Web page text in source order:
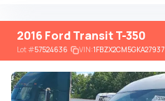
2016 Ford Transit T-350
Lot#57524636 VIN:1FBZX2CM5GKA27937